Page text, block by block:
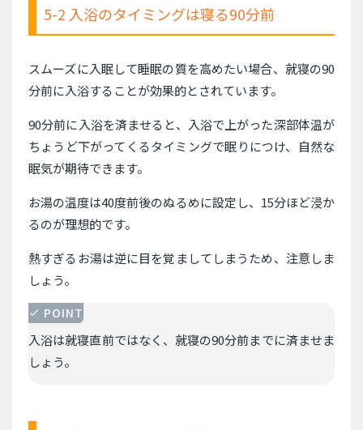
5-2 入浴のタイミングは寝る90分前
スムーズに入眠して睡眠の質を高めたい場合、就寝の90
分前に入浴することが効果的とされています。
90分前に入浴を済ませると、入浴で上がった深部体温が
ちょうど下がってくるタイミングで眠りにつけ、自然な
眠気が期待できます。
お湯の温度は40度前後のぬるめに設定し、15分ほど浸か
るのが理想的です。
熱すぎるお湯は逆に目を覚ましてしまうため、注意しま
しょう。
POINT
入浴は就寝直前ではなく、就寝の90分前までに済ませま
しょう。